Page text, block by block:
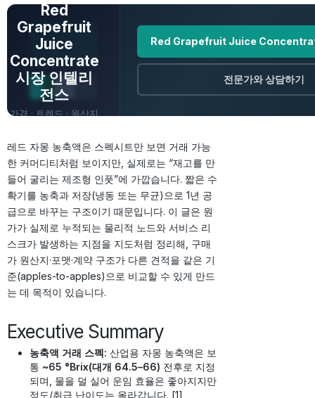
Red
Grapefruit
Juice
Concentrate
시장 인텔리
전스
가격 · 트렌드 · 원산지
Red Grapefruit Juice
전문가와 상담하기
레드 자몽 농축액은 스펙시트만 보면 거래 가능
한 커머디티처럼 보이지만, 실제로는 “재고를 만
들어 굴리는 제조형 인풋”에 가깝습니다. 짧은 수
확기를 농축과 저장(냉동 또는 무균)으로 1년 공
급으로 바꾸는 구조이기 때문입니다. 이 글은 원
가가 실제로 누적되는 물리적 노드와 서비스 리
스크가 발생하는 지점을 지도처럼 정리해, 구매
가 원산지·포맷·계약 구조가 다른 견적을 같은 기
준(apples-to-apples)으로 비교할 수 있게 만드
는 데 목적이 있습니다.
Executive Summary
농축액 거래 스펙: 산업용 자몽 농축액은 보
통 ~65 °Brix(대개 64.5–66) 전후로 지정
되며, 물을 덜 실어 운임 효율은 좋아지지만
점도/취급 난이도는 올라갑니다. [1]